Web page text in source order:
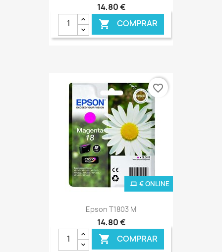
14,80 €
 COMPRAR
Epson T1803 M
14,80 €
 COMPRAR
€ ONLINE
favorite_border